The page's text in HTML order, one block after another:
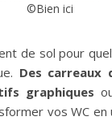
©Bien ici
de sol pour
Des carreaux
graphiques
vos WC en